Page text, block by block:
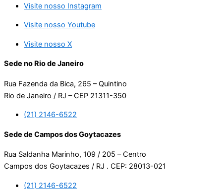
Visite nosso Instagram
Visite nosso Youtube
Visite nosso X
Sede no Rio de Janeiro
Rua Fazenda da Bica, 265 – Quintino
Rio de Janeiro / RJ – CEP 21311-350
(21) 2146-6522
Sede de Campos dos Goytacazes
Rua Saldanha Marinho, 109 / 205 – Centro
Campos dos Goytacazes / RJ . CEP: 28013-021
(21) 2146-6522